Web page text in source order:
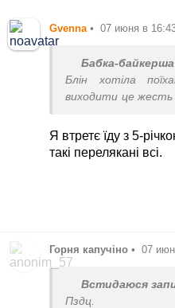
Gvenna • 07 июня в
Бабка-байкерша
Блін хотіла
виходити це жесть
Я втретє їду з 5-
такі перелякані всі.
Горня капучіно • 07
Встидаюся
Пздц.